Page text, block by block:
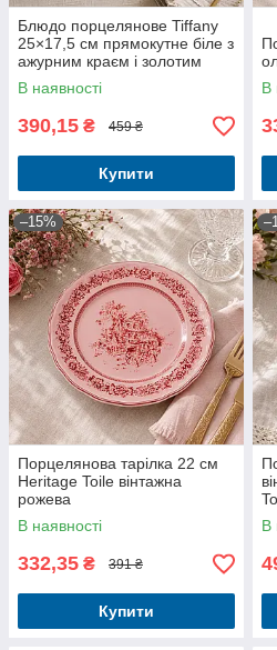
Блюдо порцелянове Tiffany
25×17,5 см прямокутне біле з
ажурним краєм і золотим
декором
В наявності
390,15 ₴ 459 ₴
Купити
В
–15%
Порцелянова тарілка 22 см
Heritage Toile вінтажна
рожева
В наявності
332,35 ₴ 391 ₴
Купити
В